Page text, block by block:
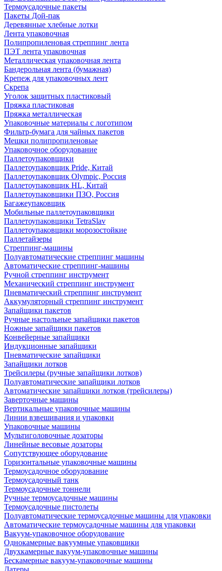
Термоусадочные пакеты
Пакеты Дой-пак
Деревянные хлебные лотки
Лента упаковочная
Полипропиленовая стреппинг лента
ПЭТ лента упаковочная
Металлическая упаковочная лента
Бандерольная лента (бумажная)
Крепеж для упаковочных лент
Скрепа
Уголок защитных пластиковый
Пряжка пластиковая
Пряжка металлическая
Упаковочные материалы с логотипом
Фильтр-бумага для чайных пакетов
Мешки полипропиленовые
Упаковочное оборудование
Паллетоупаковщики
Паллетоупаковщик Pride, Китай
Паллетоупаковщик Olympic, Россия
Паллетоупаковщик HL, Китай
Паллетоупаковщики ПЗО, Россия
Багажеупаковщик
Мобильные паллетоупаковщики
Паллетоупаковщики TetraSlav
Паллетоупаковщики морозостойкие
Паллетайзеры
Стреппинг-машины
Полуавтоматические стреппинг машины
Автоматические стреппинг-машины
Ручной стреппинг инструмент
Механический стреппинг инструмент
Пневматический стреппинг инструмент
Аккумуляторный стреппинг инструмент
Запайщики пакетов
Ручные настольные запайщики пакетов
Ножные запайщики пакетов
Конвейерные запайщики
Индукционные запайщики
Пневматические запайщики
Запайщики лотков
Трейсилеры (ручные запайщики лотков)
Полуавтоматические запайщики лотков
Автоматические запайщики лотков (трейсилеры)
Заверточные машины
Вертикальные упаковочные машины
Линии взвешивания и упаковки
Упаковочные машины
Мультиголовочные дозаторы
Линейные весовые дозаторы
Сопутствующее оборудование
Горизонтальные упаковочные машины
Термоусадочное оборудование
Термоусадочный танк
Термоусадочные тоннели
Ручные термоусадочные машины
Термоусадочные пистолеты
Полуавтоматические термоусадочные машины для упаковки
Автоматические термоусадочные машины для упаковки
Вакуум-упаковочное оборудование
Однокамерные вакуумные упаковщики
Двухкамерные вакуум-упаковочные машины
Бескамерные вакуум-упаковочные машины
Датеры